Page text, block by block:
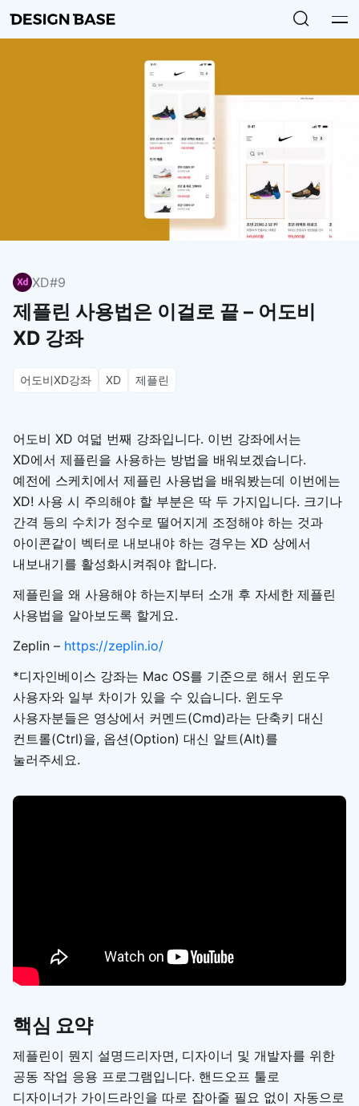
XD#9
제플린 사용법은 이걸로 끝 – 어도비
XD 강좌
어도비XD강좌 XD 제플린
어도비 XD 여덟 번째 강좌입니다. 이번 강좌에서는
XD에서 제플린을 사용하는 방법을 배워보겠습니다.
예전에 스케치에서 제플린 사용법을 배워봤는데 이번에는
XD! 사용 시 주의해야 할 부분은 딱 두 가지입니다. 크기나
간격 등의 수치가 정수로 떨어지게 조정해야 하는 것과
아이콘같이 벡터로 내보내야 하는 경우는 XD 상에서
내보내기를 활성화시켜줘야 합니다.
제플린을 왜 사용해야 하는지부터 소개 후 자세한 제플린
사용법을 알아보도록 할게요.​
Zeplin – https://zeplin.io/
*디자인베이스 강좌는 Mac OS를 기준으로 해서 윈도우
사용자와 일부 차이가 있을 수 있습니다. 윈도우
사용자분들은 영상에서 커멘드(Cmd)라는 단축키 대신
컨트롤(Ctrl)을, 옵션(Option) 대신 알트(Alt)를
눌러주세요.
핵심 요약
제플린이 뭔지 설명드리자면, 디자이너 및 개발자를 위한
공동 작업 응용 프로그램입니다. 핸드오프 툴로
디자이너가 가이드라인을 따로 잡아줄 필요 없이 자동으로